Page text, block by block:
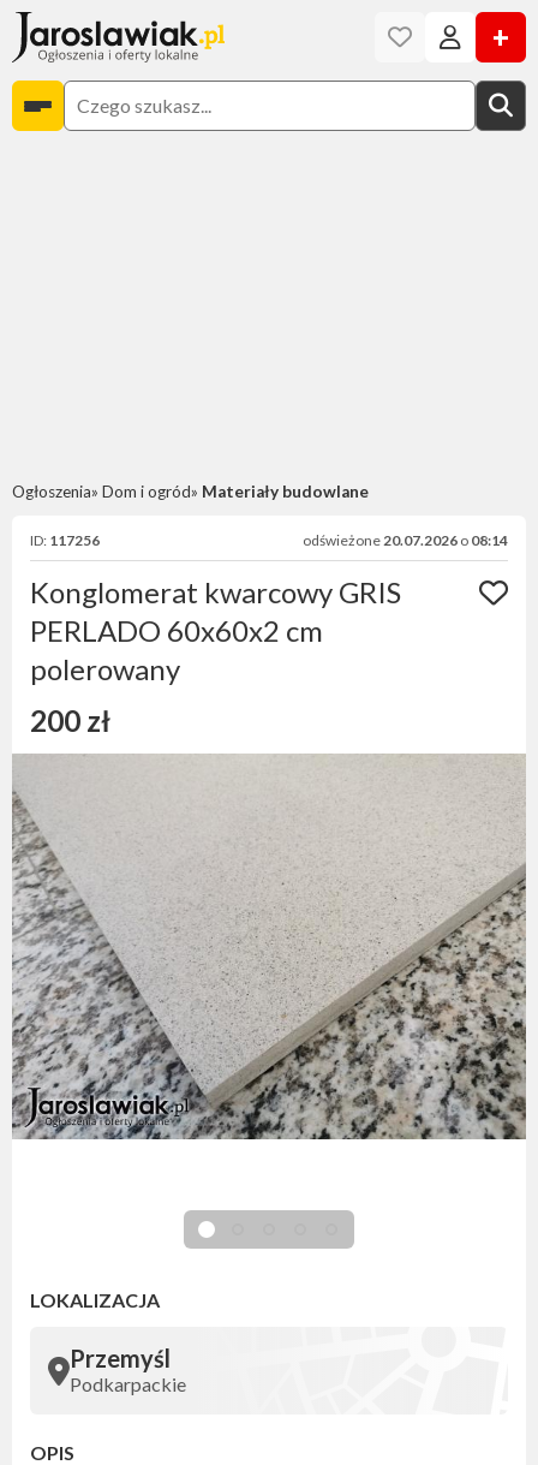
+
Ogłoszenia Dom i ogród Materiały budowlane
ID: 117256 odświeżone20.07.2026 o 08:14
Konglomerat kwarcowy GRIS
PERLADO 60x60x2 cm
polerowany
200 zł
LOKALIZACJA
Przemyśl
Podkarpackie
OPIS